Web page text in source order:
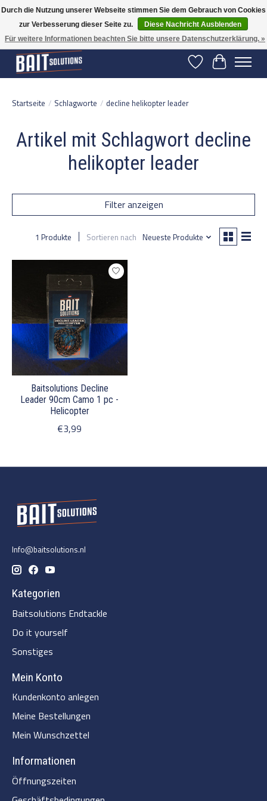
Gratis verzending vanaf 50 euro binnen NL | Op voorraad binnen 2-5 werkdagen
verzonden | België vanaf 70 euro gratis verzonden
Wunschzettel
Ihr
Startseite / Schlagworte / decline helikopter leader
Artikel mit Schlagwort decline
helikopter leader
Filter anzeigen
1 Produkte Sortieren nach Neueste Produkte
Baitsolutions Decline
Leader 90cm Camo 1 pc -
Helicopter
€3,99
Info@baitsolutions.nl
Kategorien
Baitsolutions Endtackle
Do it yourself
Sonstiges
Mein Konto
Kundenkonto anlegen
Meine Bestellungen
Mein Wunschzettel
Informationen
Öffnungszeiten
Durch die Nutzung unserer Webseite stimmen Sie dem Gebrauch von Cookies
zur Verbesserung dieser Seite zu.
Diese Nachricht Ausblenden
Für weitere Informationen beachten Sie bitte unsere Datenschutzerklärung. »